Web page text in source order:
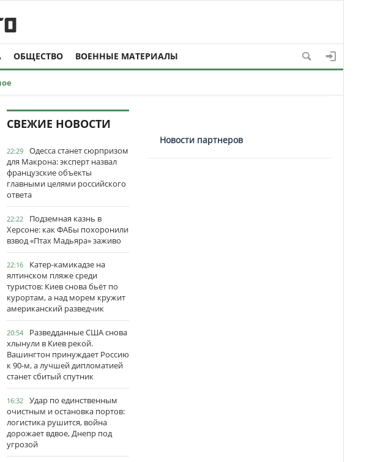
ОБЩЕСТВО ВОЕННЫЕ МАТЕРИАЛЫ
СВЕЖИЕ НОВОСТИ
22:29
Одесса станет сюрпризом
для Макрона: эксперт назвал
французские объекты
главными целями российского
ответа
22:22
Подземная казнь в
Херсоне: как ФАБы похоронили
взвод «Птах Мадьяра» заживо
22:16
Катер-камикадзе на
ялтинском пляже среди
туристов: Киев снова бьёт по
курортам, а над морем кружит
американский разведчик
20:54
Разведданные США снова
хлынули в Киев рекой.
Вашингтон принуждает Россию
к 90-м, а лучшей дипломатией
станет сбитый спутник
16:32
Удар по единственным
очистным и остановка портов:
логистика рушится, война
дорожает вдвое, Днепр под
угрозой
Новости партнеров